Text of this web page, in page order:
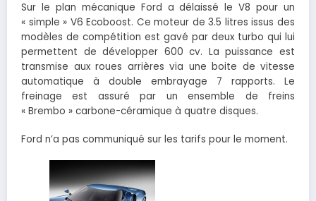
Sur le plan mécanique Ford a délaissé le V8 pour un
« simple » V6 Ecoboost. Ce moteur de 3.5 litres issus des
modèles de compétition est gavé par deux turbo qui lui
permettent de développer 600 cv. La puissance est
transmise aux roues arrières via une boite de vitesse
automatique à double embrayage 7 rapports. Le
freinage est assuré par un ensemble de freins
« Brembo » carbone-céramique à quatre disques.
Ford n’a pas communiqué sur les tarifs pour le moment.